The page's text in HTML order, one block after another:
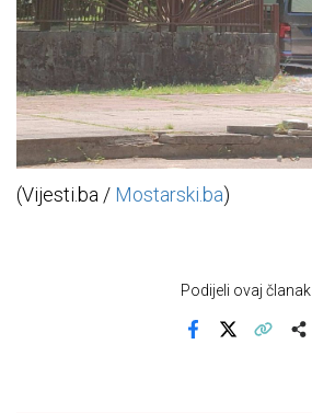
(Vijesti.ba / Mostarski.ba)
Podijeli ovaj članak